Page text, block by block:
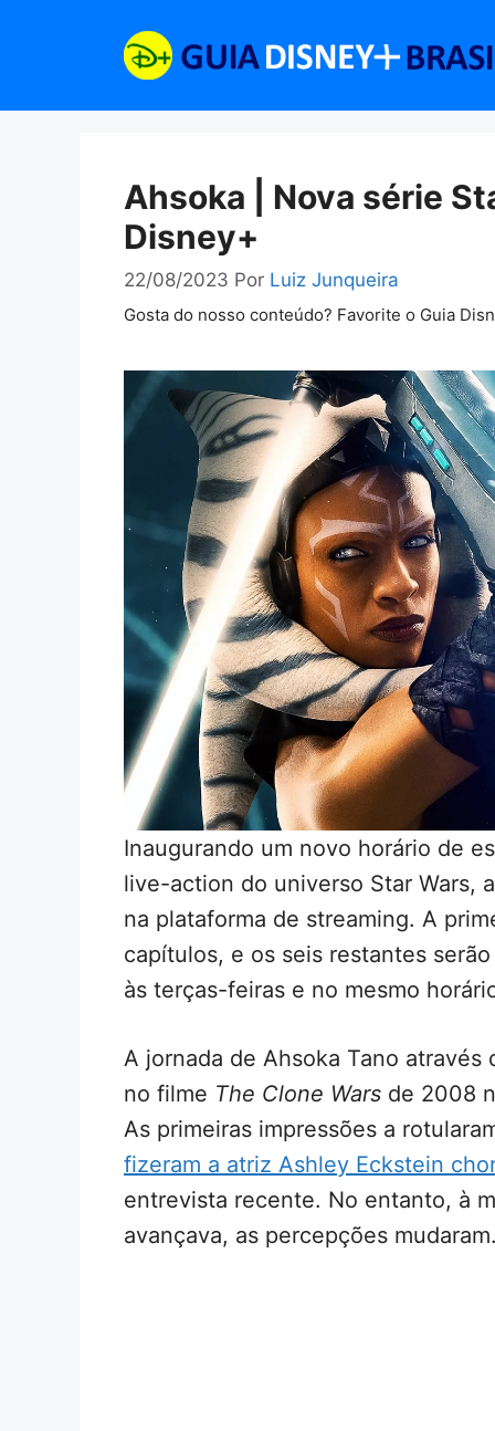
Ahsoka | Nova série
Disney+
22/08/2023 Por Luiz Junqueira
Gosta do nosso conteúdo? Favorite o Guia
Inaugurando um novo horário de
live-action do universo Star Wars,
na plataforma de streaming. A
capítulos, e os seis restantes
às terças-feiras e no mesmo
A jornada de Ahsoka Tano através
no filme The Clone Wars de 2008
As primeiras impressões a
fizeram a atriz Ashley Eckstein
entrevista recente. No entanto, à
avançava, as percepções